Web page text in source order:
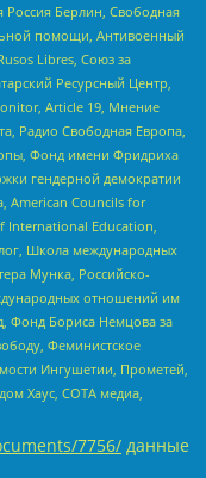
Россия Берлин, Свободная
помощи, Антивоенный
Libres, Союз за
Ресурсный Центр,
Article 19, Мнение
Радио Свободная Европа,
Фонд имени Фридриха
гендерной демократии
American Councils for
International Education,
Школа международных
Мунка, Российско-
отношений им
Фонд Бориса Немцова за
Феминистское
Ингушетии, Прометей,
Хаус, СОТА медиа,
7756/ данные